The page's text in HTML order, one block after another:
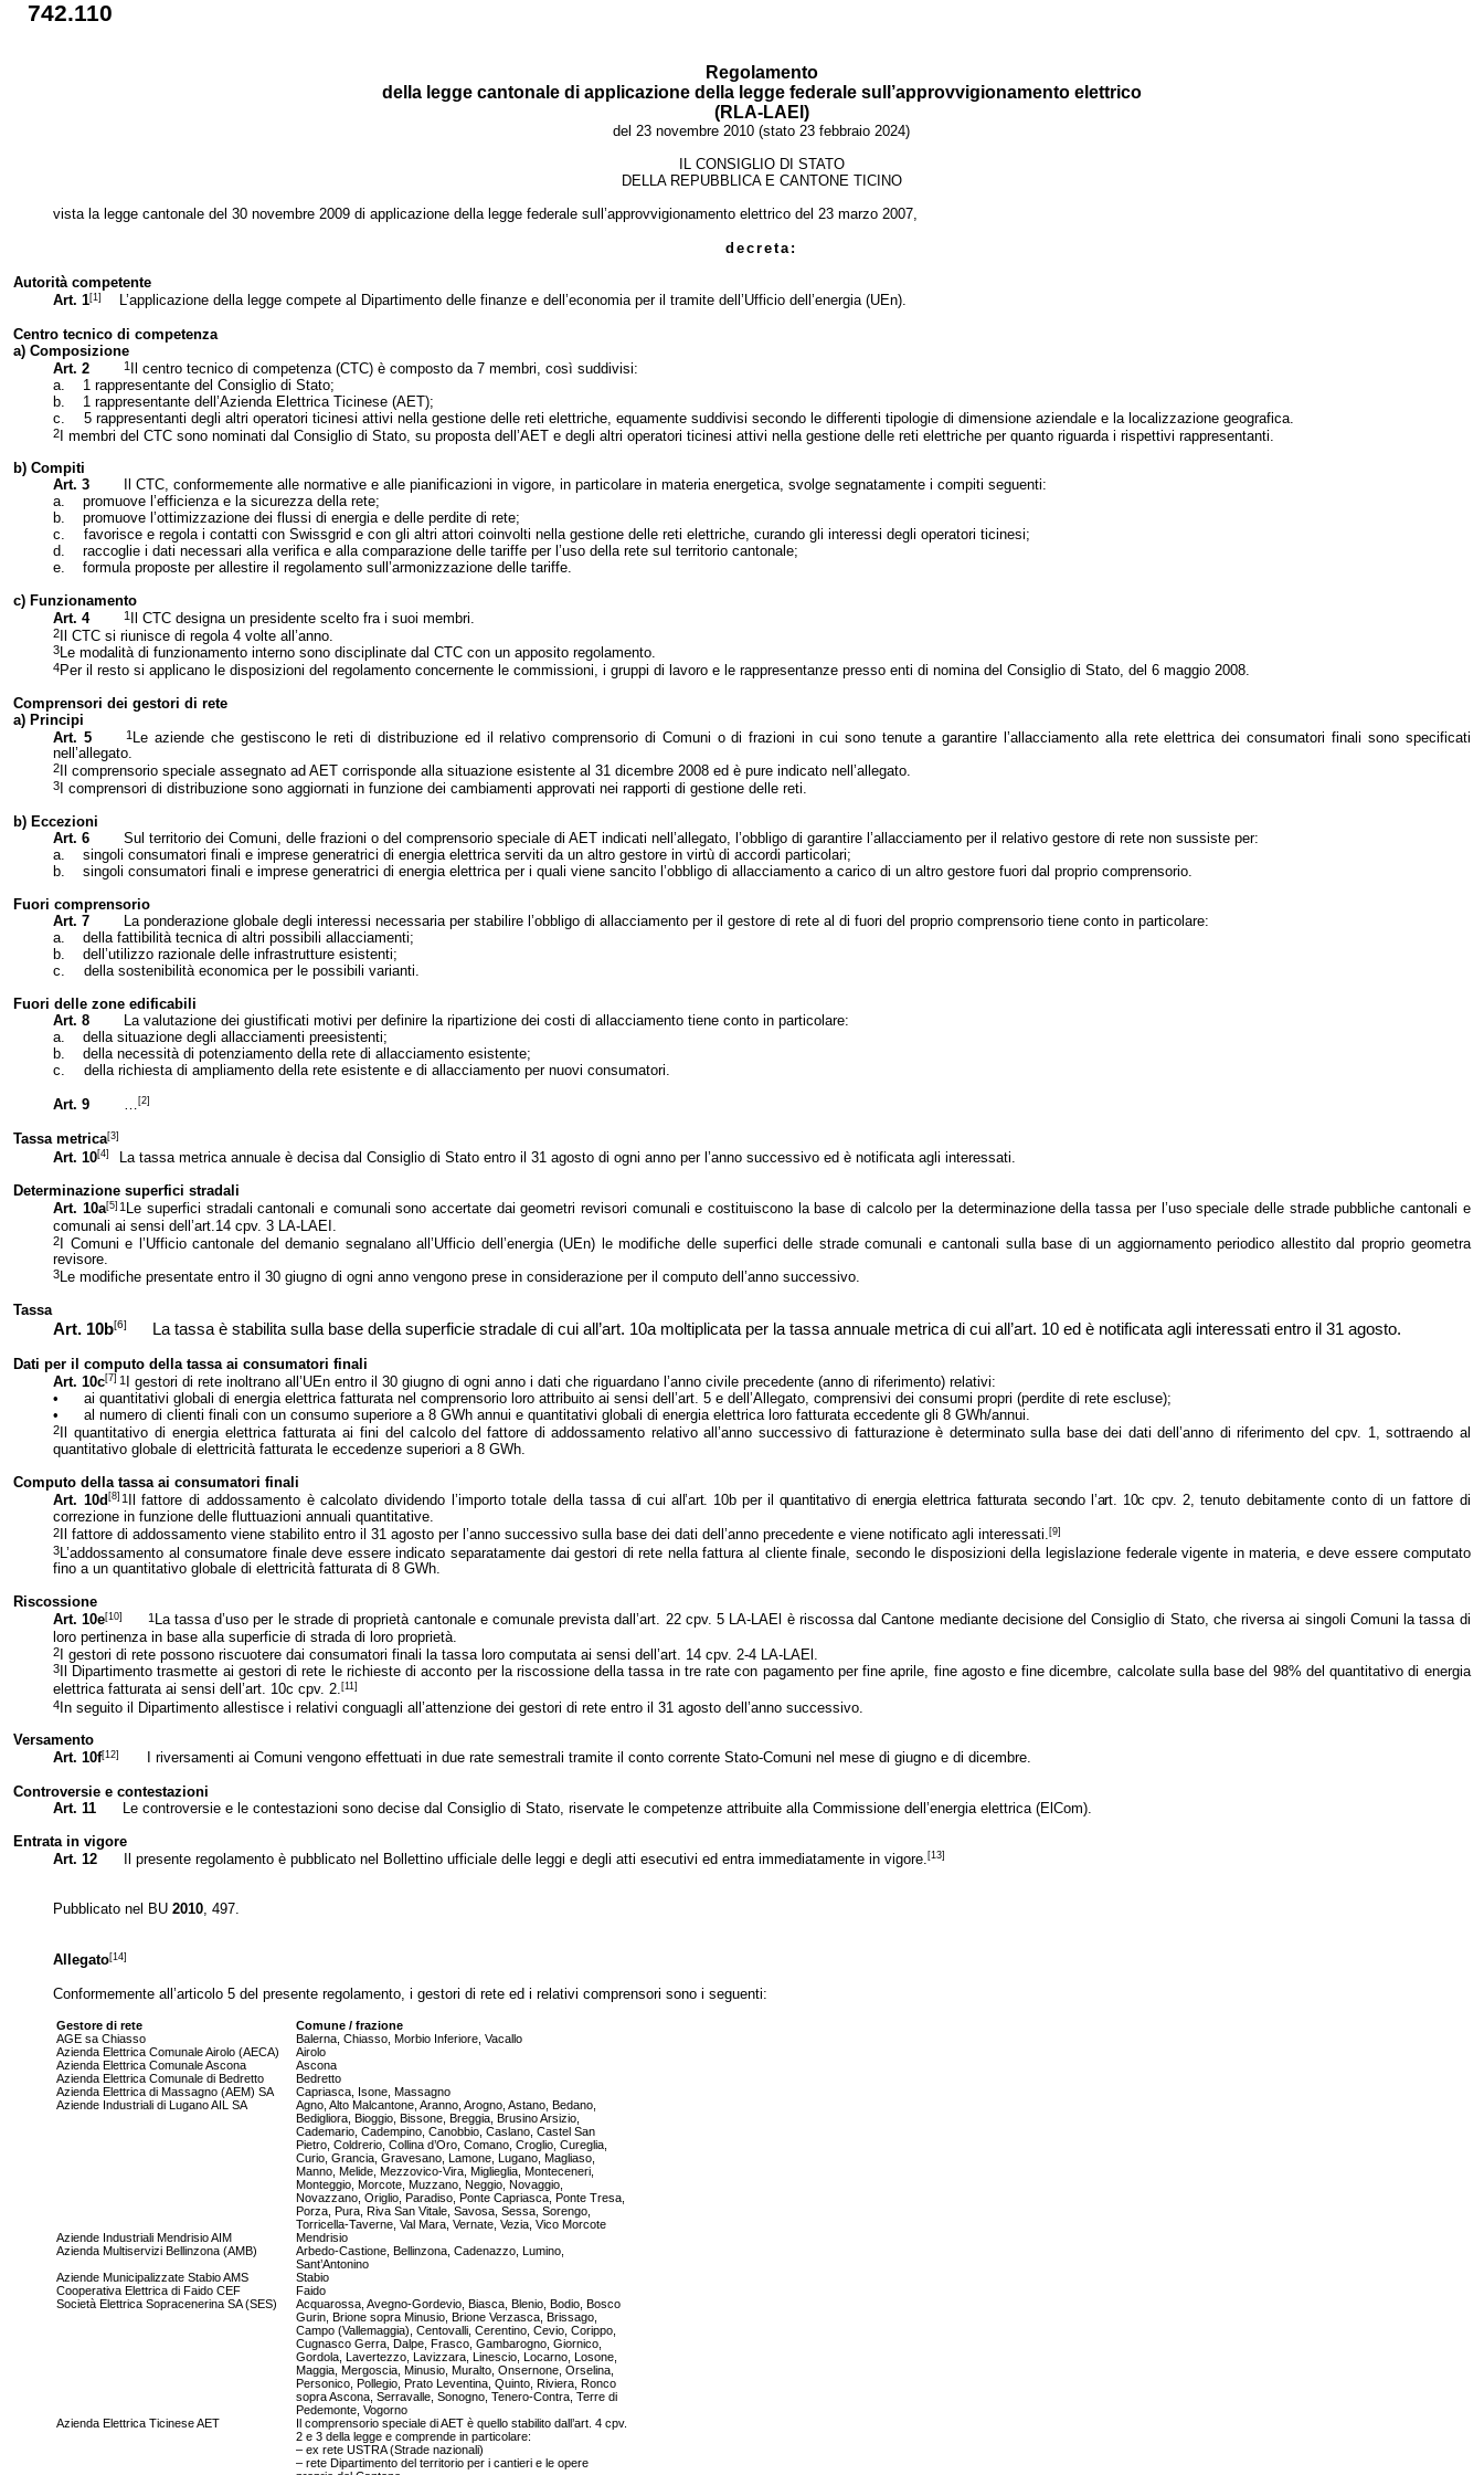
742.110
Regolamento
della legge cantonale di applicazione della legge federale sull’approvvigionamento elettrico
(RLA-LAEl)
del 23 novembre 2010 (stato 23 febbraio 2024)
IL CONSIGLIO DI STATO
DELLA REPUBBLICA E CANTONE TICINO
vista la legge cantonale del 30 novembre 2009 di applicazione della legge federale sull’approvvigionamento elettrico del 23 marzo 2007,
decreta:
Autorità competente
Art. 1[1]
L’applicazione della legge compete al Dipartimento delle finanze e dell’economia per il tramite dell’Ufficio dell’energia (UEn).
Centro tecnico di competenza
a) Composizione
Art. 2
1 Il centro tecnico di competenza (CTC) è composto da 7 membri, così suddivisi:
a.
1 rappresentante del Consiglio di Stato;
b.
1 rappresentante dell’Azienda Elettrica Ticinese (AET);
c.
5 rappresentanti degli altri operatori ticinesi attivi nella gestione delle reti elettriche, equamente suddivisi secondo le differenti tipologie di dimensione aziendale e la localizzazione geografica.
2I membri del CTC sono nominati dal Consiglio di Stato, su proposta dell’AET e degli altri operatori ticinesi attivi nella gestione delle reti elettriche per quanto riguarda i rispettivi rappresentanti.
b) Compiti
Art. 3
Il CTC, conformemente alle normative e alle pianificazioni in vigore, in particolare in materia energetica, svolge segnatamente i compiti seguenti:
a.
promuove l’efficienza e la sicurezza della rete;
b.
promuove l’ottimizzazione dei flussi di energia e delle perdite di rete;
c.
favorisce e regola i contatti con Swissgrid e con gli altri attori coinvolti nella gestione delle reti elettriche, curando gli interessi degli operatori ticinesi;
d.
raccoglie i dati necessari alla verifica e alla comparazione delle tariffe per l’uso della rete sul territorio cantonale;
e.
formula proposte per allestire il regolamento sull’armonizzazione delle tariffe.
c) Funzionamento
Art. 4
1 Il CTC designa un presidente scelto fra i suoi membri.
2Il CTC si riunisce di regola 4 volte all’anno.
3Le modalità di funzionamento interno sono disciplinate dal CTC con un apposito regolamento.
4Per il resto si applicano le disposizioni del regolamento concernente le commissioni, i gruppi di lavoro e le rappresentanze presso enti di nomina del Consiglio di Stato, del 6 maggio 2008.
Comprensori dei gestori di rete
a) Principi
Art. 5
1 Le aziende che gestiscono le reti di distribuzione ed il relativo comprensorio di Comuni o di frazioni in cui sono tenute a garantire l’allacciamento alla rete elettrica dei consumatori finali sono specificati
nell’allegato.
2 Il comprensorio speciale assegnato ad AET corrisponde alla situazione esistente al 31 dicembre 2008 ed è pure indicato nell’allegato.
3
I comprensori di distribuzione sono aggiornati in funzione dei cambiamenti approvati nei rapporti di gestione delle reti.
b) Eccezioni
Art. 6
Sul territorio dei Comuni, delle frazioni o del comprensorio speciale di AET indicati nell’allegato, l’obbligo di garantire l’allacciamento per il relativo gestore di rete non sussiste per:
a.
singoli consumatori finali e imprese generatrici di energia elettrica serviti da un altro gestore in virtù di accordi particolari;
b.
singoli consumatori finali e imprese generatrici di energia elettrica per i quali viene sancito l’obbligo di allacciamento a carico di un altro gestore fuori dal proprio comprensorio.
Fuori comprensorio
Art. 7
La ponderazione globale degli interessi necessaria per stabilire l’obbligo di allacciamento per il gestore di rete al di fuori del proprio comprensorio tiene conto in particolare:
a.
della fattibilità tecnica di altri possibili allacciamenti;
b.
dell’utilizzo razionale delle infrastrutture esistenti;
c.
della sostenibilità economica per le possibili varianti.
Fuori delle zone edificabili
Art. 8
La valutazione dei giustificati motivi per definire la ripartizione dei costi di allacciamento tiene conto in particolare:
a.
della situazione degli allacciamenti preesistenti;
b.
della necessità di potenziamento della rete di allacciamento esistente;
c.
della richiesta di ampliamento della rete esistente e di allacciamento per nuovi consumatori.
Art. 9 …[2]
Tassa metrica[3]
Art. 10[4]
La tassa metrica annuale è decisa dal Consiglio di Stato entro il 31 agosto di ogni anno per l’anno successivo ed è notificata agli interessati.
Determinazione superfici stradali
Art. 10a[5] 1 Le superfici stradali cantonali e comunali sono accertate dai geometri revisori comunali e costituiscono la base di calcolo per la determinazione della tassa per l’uso speciale delle strade pubbliche cantonali e
comunali ai sensi dell’art.14 cpv. 3 LA-LAEI.
2I Comuni e l’Ufficio cantonale del demanio segnalano all’Ufficio dell’energia (UEn) le modifiche delle superfici delle strade comunali e cantonali sulla base di un aggiornamento periodico allestito dal proprio geometra
revisore.
3 Le modifiche presentate entro il 30 giugno di ogni anno vengono prese in considerazione per il computo dell’anno successivo.
Tassa
Art. 10b[6] La tassa è stabilita sulla base della superficie stradale di cui all’art. 10a moltiplicata per la tassa annuale metrica di cui all’art. 10 ed è notificata agli interessati entro il 31 agosto.
Dati per il computo della tassa ai consumatori finali
Art. 10c[7] 1I gestori di rete inoltrano all’UEn entro il 30 giugno di ogni anno i dati che riguardano l’anno civile precedente (anno di riferimento) relativi:
•
ai quantitativi globali di energia elettrica fatturata nel comprensorio loro attribuito ai sensi dell’art. 5 e dell’Allegato, comprensivi dei consumi propri (perdite di rete escluse);
•
al numero di clienti finali con un consumo superiore a 8 GWh annui e quantitativi globali di energia elettrica loro fatturata eccedente gli 8 GWh/annui.
2 Il quantitativo di energia elettrica fatturata ai fini del calcolo del fattore di addossamento relativo all’anno successivo di fatturazione è determinato sulla base dei dati dell’anno di riferimento del cpv. 1, sottraendo al
quantitativo globale di elettricità fatturata le eccedenze superiori a 8 GWh.
Computo della tassa ai consumatori finali
Art. 10d [8] 1Il fattore di addossamento è calcolato dividendo l’importo totale della tassa di cui all’art. 10b per il quantitativo di energia elettrica fatturata secondo l’art. 10c cpv. 2, tenuto debitamente conto di un fattore di
correzione in funzione delle fluttuazioni annuali quantitative.
2 Il fattore di addossamento viene stabilito entro il 31 agosto per l’anno successivo sulla base dei dati dell’anno precedente e viene notificato agli interessati.[9]
3L’addossamento al consumatore finale deve essere indicato separatamente dai gestori di rete nella fattura al cliente finale, secondo le disposizioni della legislazione federale vigente in materia, e deve essere computato
fino a un quantitativo globale di elettricità fatturata di 8 GWh.
Riscossione
Art. 10e[10] 1La tassa d’uso per le strade di proprietà cantonale e comunale prevista dall’art. 22 cpv. 5 LA-LAEl è riscossa dal Cantone mediante decisione del Consiglio di Stato, che riversa ai singoli Comuni la tassa di
loro pertinenza in base alla superficie di strada di loro proprietà.
2I gestori di rete possono riscuotere dai consumatori finali la tassa loro computata ai sensi dell’art. 14 cpv. 2-4 LA-LAEl.
3
Il Dipartimento trasmette ai gestori di rete le richieste di acconto per la riscossione della tassa in tre rate con pagamento per fine aprile, fine agosto e fine dicembre, calcolate sulla base del 98% del quantitativo di energia
elettrica fatturata ai sensi dell’art. 10c cpv. 2.[11]
4In seguito il Dipartimento allestisce i relativi conguagli all’attenzione dei gestori di rete entro il 31 agosto dell’anno successivo.
Versamento
Art. 10f[12]
I riversamenti ai Comuni vengono effettuati in due rate semestrali tramite il conto corrente Stato-Comuni nel mese di giugno e di dicembre.
Controversie e contestazioni
Art. 11
Le controversie e le contestazioni sono decise dal Consiglio di Stato, riservate le competenze attribuite alla Commissione dell’energia elettrica (ElCom).
Entrata in vigore
Art. 12
Il presente regolamento è pubblicato nel Bollettino ufficiale delle leggi e degli atti esecutivi ed entra immediatamente in vigore. [13]
Pubblicato nel BU 2010, 497.
Allegato[14]
Conformemente all’articolo 5 del presente regolamento, i gestori di rete ed i relativi comprensori sono i seguenti:
Gestore di rete
Comune / frazione
AGE sa Chiasso
Balerna, Chiasso, Morbio Inferiore, Vacallo
Azienda Elettrica Comunale Airolo (AECA)
Airolo
Azienda Elettrica Comunale Ascona
Ascona
Azienda Elettrica Comunale di Bedretto
Bedretto
Azienda Elettrica di Massagno (AEM) SA
Capriasca, Isone, Massagno
Aziende Industriali di Lugano AIL SA
Agno, Alto Malcantone, Aranno, Arogno, Astano, Bedano,
Bedigliora, Bioggio, Bissone, Breggia, Brusino Arsizio,
Cademario, Cadempino, Canobbio, Caslano, Castel San
Pietro, Coldrerio, Collina d’Oro, Comano, Croglio, Cureglia,
Curio, Grancia, Gravesano, Lamone, Lugano, Magliaso,
Manno, Melide, Mezzovico-Vira, Miglieglia, Monteceneri,
Monteggio, Morcote, Muzzano, Neggio, Novaggio,
Novazzano, Origlio, Paradiso, Ponte Capriasca, Ponte Tresa,
Porza, Pura, Riva San Vitale, Savosa, Sessa, Sorengo,
Torricella-Taverne, Val Mara, Vernate, Vezia, Vico Morcote
Aziende Industriali Mendrisio AIM
Mendrisio
Azienda Multiservizi Bellinzona (AMB)
Arbedo-Castione, Bellinzona, Cadenazzo, Lumino,
Sant’Antonino
Aziende Municipalizzate Stabio AMS
Stabio
Cooperativa Elettrica di Faido CEF
Faido
Società Elettrica Sopracenerina SA (SES)
Acquarossa, Avegno-Gordevio, Biasca, Blenio, Bodio, Bosco
Gurin, Brione sopra Minusio, Brione Verzasca, Brissago,
Campo (Vallemaggia), Centovalli, Cerentino, Cevio, Corippo,
Cugnasco Gerra, Dalpe, Frasco, Gambarogno, Giornico,
Gordola, Lavertezzo, Lavizzara, Linescio, Locarno, Losone,
Maggia, Mergoscia, Minusio, Muralto, Onsernone, Orselina,
Personico, Pollegio, Prato Leventina, Quinto, Riviera, Ronco
sopra Ascona, Serravalle, Sonogno, Tenero-Contra, Terre di
Pedemonte, Vogorno
Azienda Elettrica Ticinese AET
Il comprensorio speciale di AET è quello stabilito dall’art. 4 cpv.
2 e 3 della legge e comprende in particolare:
– ex rete USTRA (Strade nazionali)
– rete Dipartimento del territorio per i cantieri e le opere